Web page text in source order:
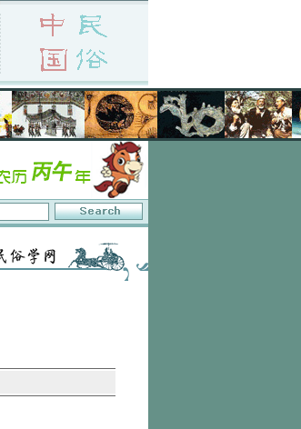
文启事 ·保护非物质文化遗产政府间委员会通过中国民俗